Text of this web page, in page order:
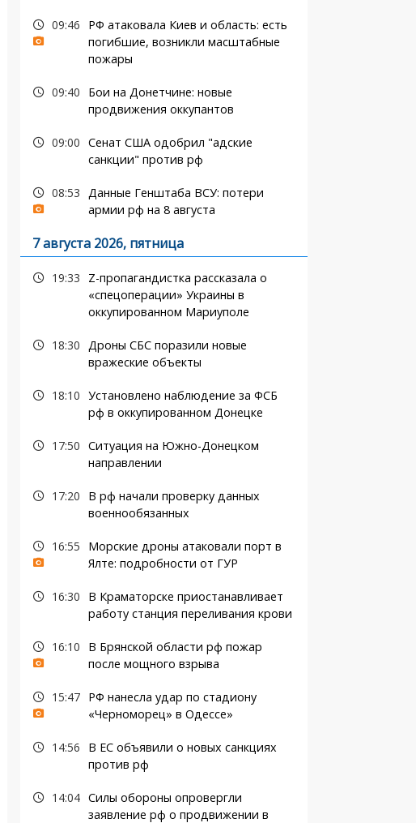
09:46
РФ атаковала Киев и область: есть
погибшие, возникли масштабные
пожары
09:40
Бои на Донетчине: новые
продвижения оккупантов
09:00 Сенат США одобрил "адские
санкции" против рф
08:53 Данные Генштаба ВСУ: потери
армии рф на 8 августа
7 августа 2026, пятница
19:33
Z-пропагандистка рассказала о
«спецоперации» Украины в
оккупированном Мариуполе
18:30 Дроны СБС поразили новые
вражеские объекты
18:10 Установлено наблюдение за ФСБ
рф в оккупированном Донецке
17:50 Ситуация на Южно-Донецком
направлении
17:20
В рф начали проверку данных
военнообязанных
16:55
Морские дроны атаковали порт в
Ялте: подробности от ГУР
16:30
В Краматорске приостанавливает
работу станция переливания крови
16:10
В Брянской области рф пожар
после мощного взрыва
15:47
РФ нанесла удар по стадиону
«Черноморец» в Одессе»
14:56
В ЕС объявили о новых санкциях
против рф
14:04 Силы обороны опровергли
заявление рф о продвижении в